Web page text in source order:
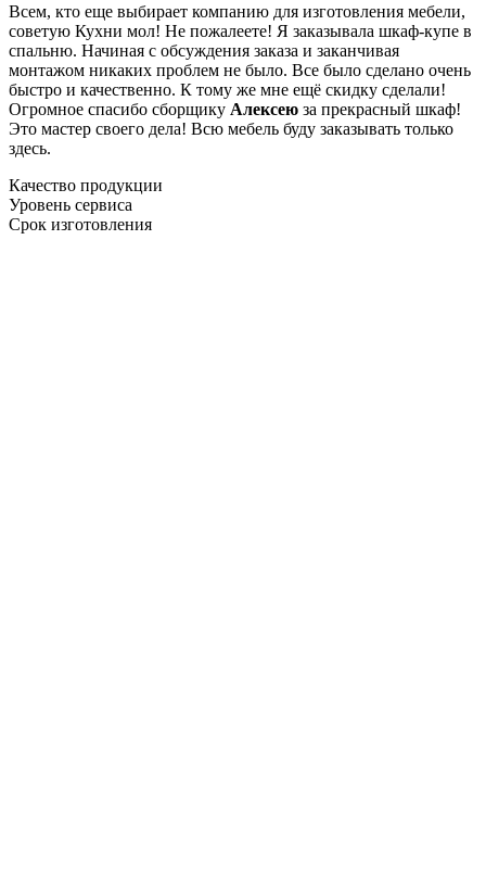
Всем, кто еще выбирает компанию для изготовления мебели,
советую Кухни мол! Не пожалеете! Я заказывала шкаф-купе в
спальню. Начиная с обсуждения заказа и заканчивая
монтажом никаких проблем не было. Все было сделано очень
быстро и качественно. К тому же мне ещё скидку сделали!
Огромное спасибо сборщику Алексею за прекрасный шкаф!
Это мастер своего дела! Всю мебель буду заказывать только
здесь.
Качество продукции
Уровень сервиса
Срок изготовления